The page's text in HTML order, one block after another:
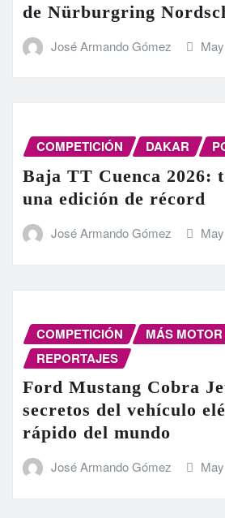
de Nürburgring
José Armando Gómez
COMPETICIÓN DAKAR
Baja TT Cuenca 2026:
una edición de récord
José Armando Gómez
COMPETICIÓN
MÁS MOTOR
REPORTAJES
Ford Mustang Cobra
secretos del vehículo
rápido del mundo
José Armando Gómez